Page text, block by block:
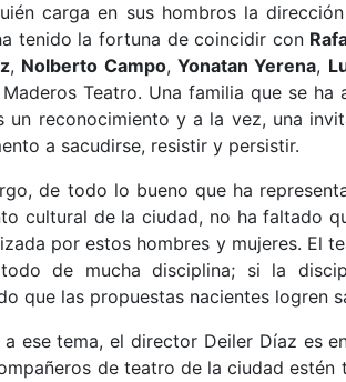
carga en sus hombros la
tenido la fortuna de coincidir con
, Nolberto Campo,Yonatan Yerena,
Teatro. Una familia que se
un reconocimiento y a la vez, una
a sacudirse, resistir y persistir.
de todo lo bueno que ha
cultural de la ciudad, no ha faltado
por estos hombres y mujeres. El
de mucha disciplina; si la
que las propuestas nacientes logren
a ese tema, el director Deiler Díaz es
de teatro de la ciudad